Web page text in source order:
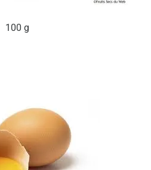
100 g